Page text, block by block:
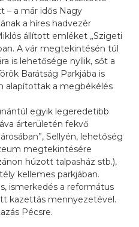
– a már idős Nagy
a híres hadvezér
állított emléket „Szigeti
A vár megtekintésén túl
is lehetősége nyílik, sőt a
Barátság Parkjába is
alapítottak a megbékélés
egyik legeredetibb
árterületén fekvő
Sellyén, lehetőség
megtekintésére
húzott talpasház stb.),
kellemes parkjában.
ismerkedés a református
kazettás mennyezetével.
Pécsre.